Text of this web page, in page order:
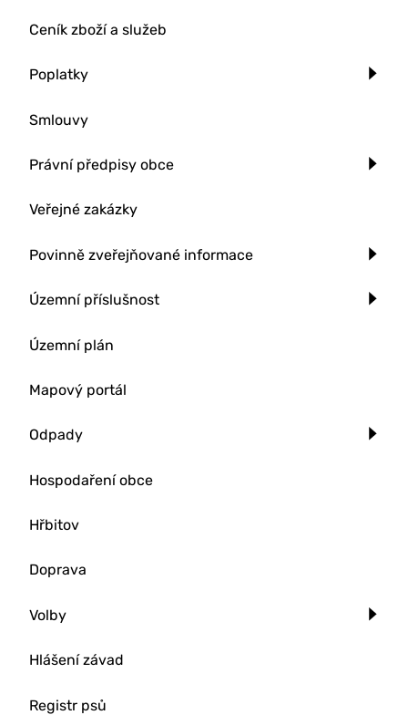
Ceník zboží a služeb
Poplatky
Smlouvy
Právní předpisy obce
Veřejné zakázky
Povinně zveřejňované informace
Územní příslušnost
Územní plán
Mapový portál
Odpady
Hospodaření obce
Hřbitov
Doprava
Volby
Hlášení závad
Registr psů